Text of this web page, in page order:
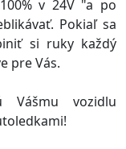
v 24V "a po
Pokiaľ sa
si ruky každý
pre Vás.
Vášmu vozidlu